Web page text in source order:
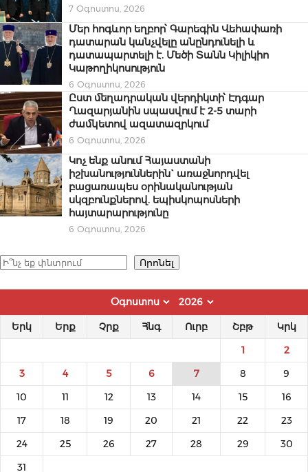
7 Օգոստոս, 2026
Մեր հոգևոր եղբոր՝ Գարեգին Վեհափառի
դատարան կանչվելը անընդունելի և
դատապարտելի է. Մեծի Տանն Կիլիկիո
Կաթողիկոսություն
6 Օգոստոս, 2026
Ըստ մեղադրական վերդիկտի՝ Էդգար
Ղազարյանին սպասվում է 2-5 տարի
ժամկետով ազատազրկում
6 Օգոստոս, 2026
Կոչ ենք անում Հայաստանի
իշխանություններին` առաջնորդվել
բացառապես օրինականության
սկզբունքներով. եպիսկոպոսների
հայտարարությունը
6 Օգոստոս, 2026
Որոնել Որոնել
Երկ Երք Չրք Հնգ Ուրբ Շբթ Կրկ
1 2
3 4 5 6 7 8 9
10 11 12 13 14 15 16
17 18 19 20 21 22 23
24 25 26 27 28 29 30
31